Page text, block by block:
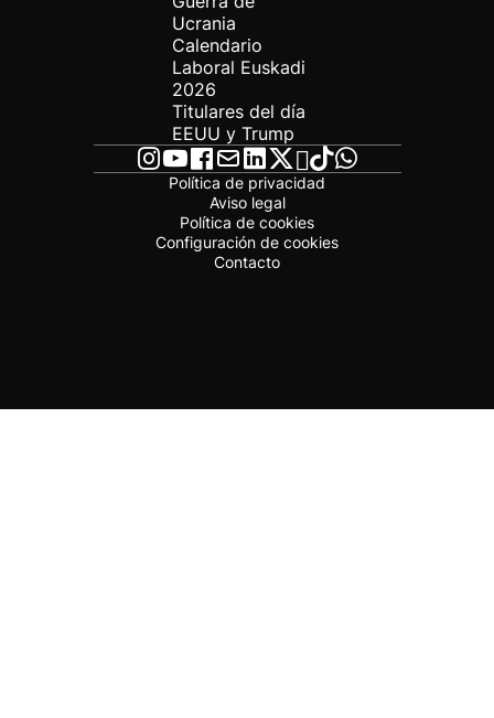
Ucrania
Calendario
Laboral Euskadi
2026
Titulares del día
EEUU y Trump
Política de privacidad
Aviso legal
Política de cookies
Configuración de cookies
Contacto